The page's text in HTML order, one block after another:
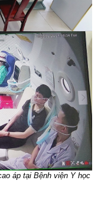
tại Bệnh viện Y học